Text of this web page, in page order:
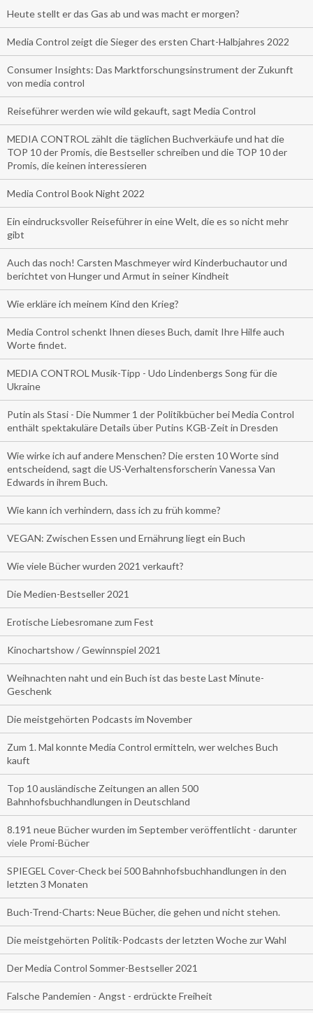
Heute stellt er das Gas ab und was macht er morgen?
Media Control zeigt die Sieger des ersten Chart-Halbjahres 2022
Consumer Insights: Das Marktforschungsinstrument der Zukunft
von media control
Reiseführer werden wie wild gekauft, sagt Media Control
MEDIA CONTROL zählt die täglichen Buchverkäufe und hat die
TOP 10 der Promis, die Bestseller schreiben und die TOP 10 der
Promis, die keinen interessieren
Media Control Book Night 2022
Ein eindrucksvoller Reiseführer in eine Welt, die es so nicht mehr
gibt
Auch das noch! Carsten Maschmeyer wird Kinderbuchautor und
berichtet von Hunger und Armut in seiner Kindheit
Wie erkläre ich meinem Kind den Krieg?
Media Control schenkt Ihnen dieses Buch, damit Ihre Hilfe auch
Worte findet.
MEDIA CONTROL Musik-Tipp - Udo Lindenbergs Song für die
Ukraine
Putin als Stasi - Die Nummer 1 der Politikbücher bei Media Control
enthält spektakuläre Details über Putins KGB-Zeit in Dresden
Wie wirke ich auf andere Menschen? Die ersten 10 Worte sind
entscheidend, sagt die US-Verhaltensforscherin Vanessa Van
Edwards in ihrem Buch.
Wie kann ich verhindern, dass ich zu früh komme?
VEGAN: Zwischen Essen und Ernährung liegt ein Buch
Wie viele Bücher wurden 2021 verkauft?
Die Medien-Bestseller 2021
Erotische Liebesromane zum Fest
Kinochartshow / Gewinnspiel 2021
Weihnachten naht und ein Buch ist das beste Last Minute-
Geschenk
Die meistgehörten Podcasts im November
Zum 1. Mal konnte Media Control ermitteln, wer welches Buch
kauft
Top 10 ausländische Zeitungen an allen 500
Bahnhofsbuchhandlungen in Deutschland
8.191 neue Bücher wurden im September veröffentlicht - darunter
viele Promi-Bücher
SPIEGEL Cover-Check bei 500 Bahnhofsbuchhandlungen in den
letzten 3 Monaten
Buch-Trend-Charts: Neue Bücher, die gehen und nicht stehen.
Die meistgehörten Politik-Podcasts der letzten Woche zur Wahl
Der Media Control Sommer-Bestseller 2021
Falsche Pandemien - Angst - erdrückte Freiheit